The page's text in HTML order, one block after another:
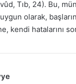
Tıb, 24). Bu,
olarak,
kendi hatalarını